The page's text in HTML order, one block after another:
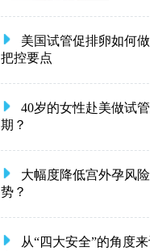
美国试管促排卵如何
把控要点
40岁的女性赴美做试
期？
大幅度降低宫外孕风
势？
从“四大安全”的角度